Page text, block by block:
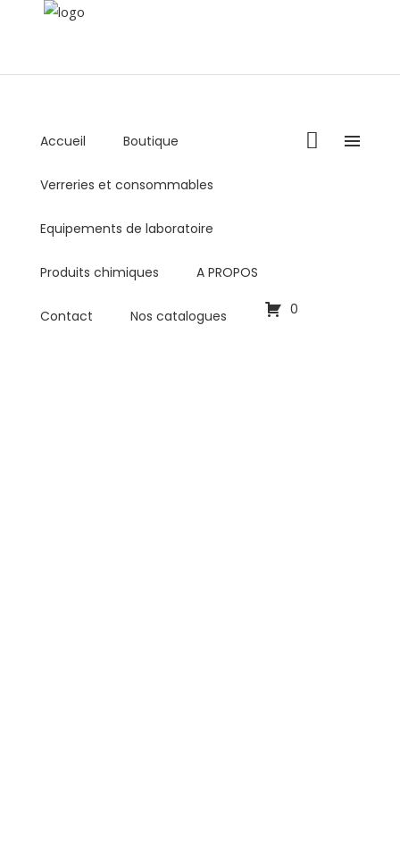
Lundi - Vendredi : 8:00AM - 5:00PM
Accueil Boutique
Verreries et consommables
Equipements de laboratoire
Produits chimiques A PROPOS
Contact Nos catalogues 0